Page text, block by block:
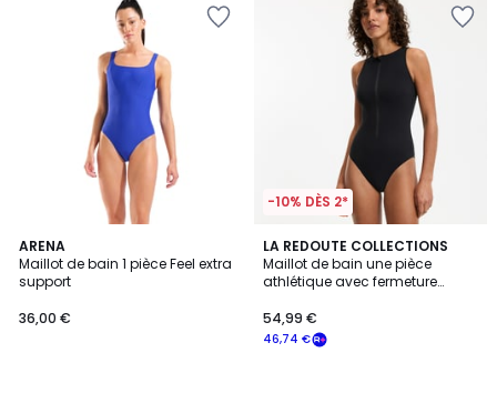
ARENA
Maillot de bain 1 pièce Feel extra
support
36,00 €
3
/
5
-10% DÈS 2*
LA REDOUTE COLLECTIONS
Maillot de bain une pièce
athlétique avec fermeture
46,74 €
54,99 €
5
/
5